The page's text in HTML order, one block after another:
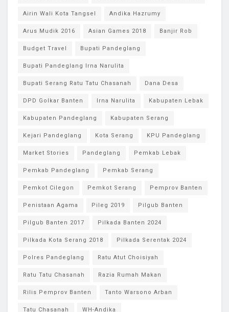
Airin Wali Kota Tangsel Andika Hazrumy
Arus Mudik 2016 Asian Games 2018 Banjir Rob
Budget Travel Bupati Pandeglang
Bupati Pandeglang Irna Narulita
Bupati Serang Ratu Tatu Chasanah Dana Desa
DPD Golkar Banten Irna Narulita Kabupaten Lebak
Kabupaten Pandeglang Kabupaten Serang
Kejari Pandeglang Kota Serang KPU Pandeglang
Market Stories Pandeglang Pemkab Lebak
Pemkab Pandeglang Pemkab Serang
Pemkot Cilegon Pemkot Serang Pemprov Banten
Penistaan Agama Pileg 2019 Pilgub Banten
Pilgub Banten 2017 Pilkada Banten 2024
Pilkada Kota Serang 2018 Pilkada Serentak 2024
Polres Pandeglang Ratu Atut Choisiyah
Ratu Tatu Chasanah Razia Rumah Makan
Rilis Pemprov Banten Tanto Warsono Arban
Tatu Chasanah WH-Andika